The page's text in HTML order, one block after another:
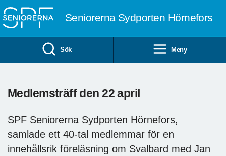
Seniorerna Sydporten Hörnefors
Sök Meny
Medlemsträff den 22 april
SPF Seniorerna Sydporten Hörnefors,
samlade ett 40-tal medlemmar för en
innehållsrik föreläsning om Svalbard med Jan